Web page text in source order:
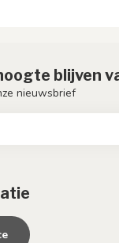
blijven
nieuwsbrief